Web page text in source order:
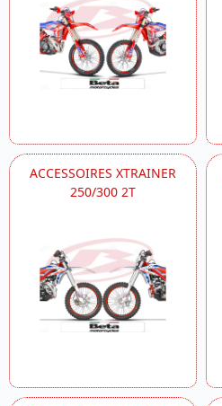
ACCESSOIRES XTRAINER
250/300 2T